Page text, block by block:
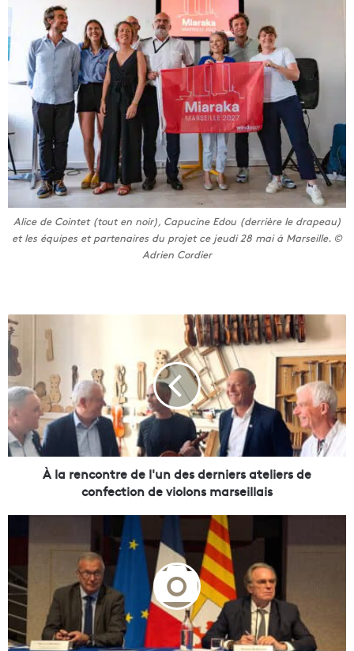
Alice de Cointet (tout en noir), Capucine Edou (derrière le drapeau)
et les équipes et partenaires du projet ce jeudi 28 mai à Marseille. ©
Adrien Cordier
À
l
r
e
n
c
o
n
e
'
u
n
d
e
À la rencontre de l'un des derniers ateliers de
confection de violons marseillais
i
e
é
c
a
r